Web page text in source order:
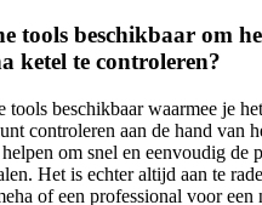
tools beschikbaar om
ketel te controleren?
tools beschikbaar waarmee je
controleren aan de hand van
om snel en eenvoudig de
Het is echter altijd aan te
of een professional voor een